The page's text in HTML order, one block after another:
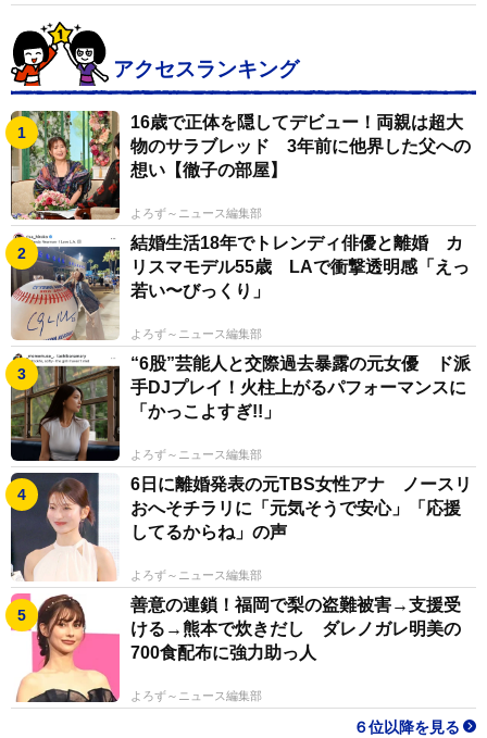
アクセスランキング
16歳で正体を隠してデビュー！両親は超大
物のサラブレッド 3年前に他界した父への
想い【徹子の部屋】
よろず～ニュース編集部
結婚生活18年でトレンディ俳優と離婚 カ
リスマモデル55歳 LAで衝撃透明感「えっ
若い〜びっくり」
よろず～ニュース編集部
“6股”芸能人と交際過去暴露の元女優 ド派
手DJプレイ！火柱上がるパフォーマンスに
「かっこよすぎ!!」
よろず～ニュース編集部
6日に離婚発表の元TBS女性アナ ノースリ
おへそチラリに「元気そうで安心」「応援
してるからね」の声
よろず～ニュース編集部
善意の連鎖！福岡で梨の盗難被害→支援受
ける→熊本で炊きだし ダレノガレ明美の
700食配布に強力助っ人
よろず～ニュース編集部
６位以降を見る